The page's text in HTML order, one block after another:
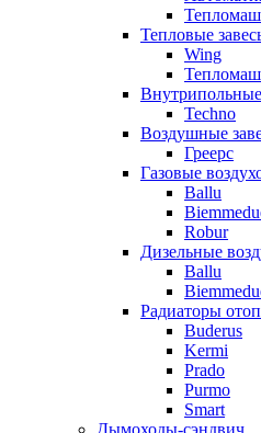
Тепломаш
Тепловые
Wing
Тепломаш
Techno
Воздушные
Греерс
Газовые
Ballu
Robur
Дизельные
Ballu
Радиаторы
Buderus
Kermi
Prado
Purmo
Smart
Дымоходы-сэндвич